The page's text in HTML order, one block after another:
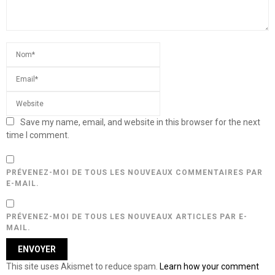
Save my name, email, and website in this browser for the next
time I comment.
PRÉVENEZ-MOI DE TOUS LES NOUVEAUX COMMENTAIRES PAR
E-MAIL.
PRÉVENEZ-MOI DE TOUS LES NOUVEAUX ARTICLES PAR E-
MAIL.
This site uses Akismet to reduce spam. Learn how your comment